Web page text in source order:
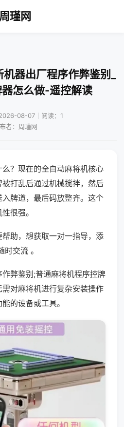
周瑾网
器出厂程序作弊鉴别_
怎么做-遥控解读
08-07｜阅读：1
者：周瑾网
？现在的全自动麻将机核心
打乱后通过机械搅拌，然后
牌道，最后码放整齐。这个
很强。
助，想获取一对一指导，添
交流 。
弊鉴别;普通麻将机程序控牌
对麻将机进行复杂安装操作
的设备或工具。